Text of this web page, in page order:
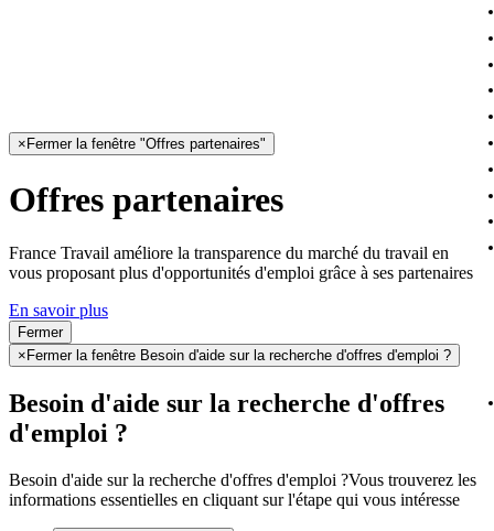
× Fermer la fenêtre "Offres partenaires"
Offres partenaires
France Travail améliore la transparence du marché du travail en
vous proposant plus d'opportunités d'emploi grâce à ses partenaires
En savoir plus
Fermer
× Fermer la fenêtre Besoin d'aide sur la recherche d'offres d'emploi ?
Besoin d'aide sur la recherche d'offres
d'emploi ?
Besoin d'aide sur la recherche d'offres d'emploi ?Vous trouverez les
informations essentielles en cliquant sur l'étape qui vous intéresse